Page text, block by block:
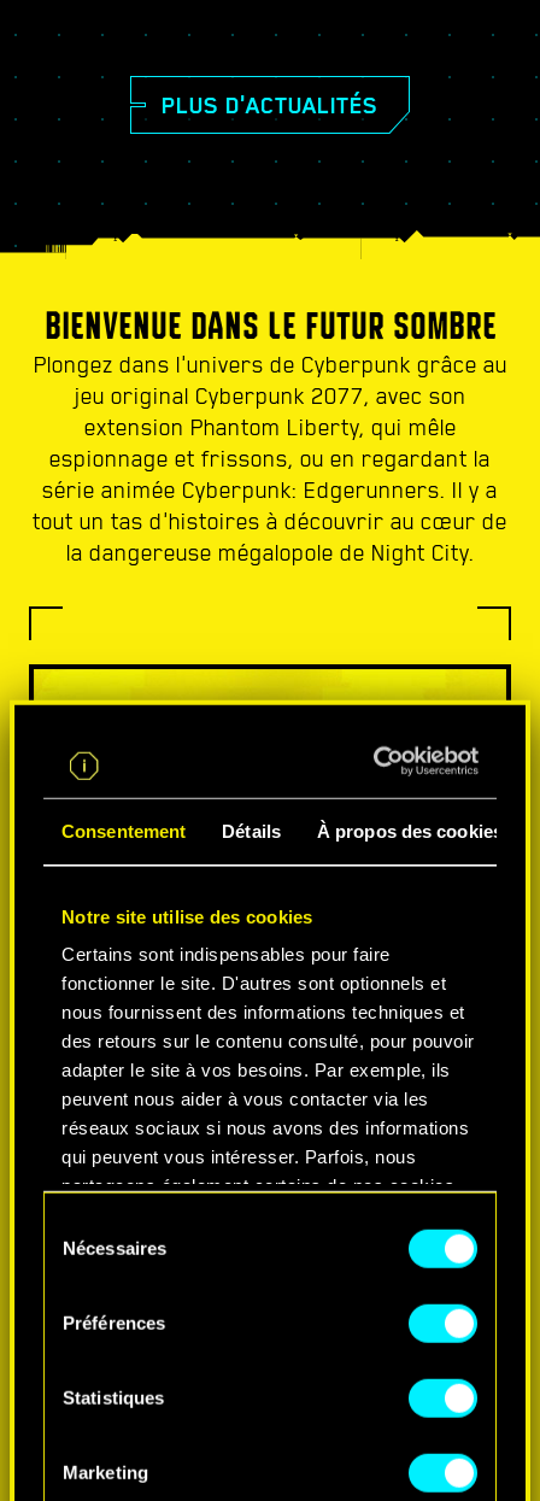
Consentement Détails À propos des cookies
Notre site utilise des cookies
Certains sont indispensables pour faire
fonctionner le site. D'autres sont optionnels et
nous fournissent des informations techniques et
des retours sur le contenu consulté, pour pouvoir
adapter le site à vos besoins. Par exemple, ils
peuvent nous aider à vous contacter via les
réseaux sociaux si nous avons des informations
qui peuvent vous intéresser. Parfois, nous
partageons également certains de nos cookies
optionnels ne seront appliqués qu'avec votre
Vous pouvez consulter tous les détails sur notre
préférences dans le menu "Paramètres" ci-
Nécessaires
Préférences
Statistiques
Marketing
PLUS D'ACTUALITÉS
BIENVENUE DANS LE FUTUR SOMBRE
Plongez dans l'univers de Cyberpunk grâce au
jeu original Cyberpunk 2077, avec son
extension Phantom Liberty, qui mêle
espionnage et frissons, ou en regardant la
série animée Cyberpunk: Edgerunners. Il y a
tout un tas d'histoires à découvrir au cœur de
la dangereuse mégalopole de Night City.